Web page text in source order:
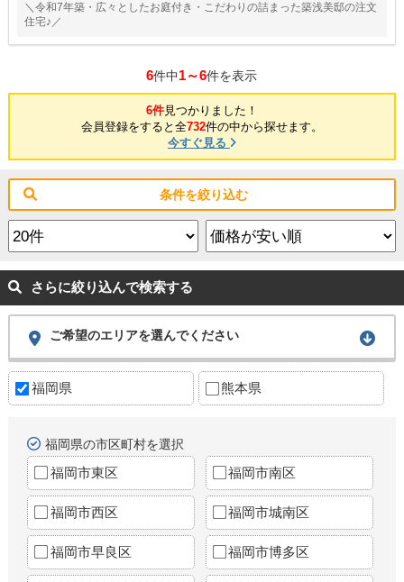
＼令和7年築・広々としたお庭付き・こだわりの詰まった築浅美邸の注文
住宅♪／
6件中1～6件を表示
6件見つかりました！
会員登録をすると全732件の中から探せます。
今すぐ見る
条件を絞り込む
さらに絞り込んで検索する
ご希望のエリアを選んでください
福岡県 熊本県
福岡県の市区町村を選択
福岡市東区 福岡市南区
福岡市西区 福岡市城南区
福岡市早良区 福岡市博多区